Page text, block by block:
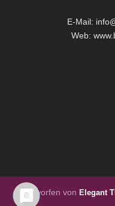
E-Mail:
Web:
Entworfen von Elegant